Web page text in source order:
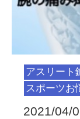
アスリート
スポーツお
2021/04/